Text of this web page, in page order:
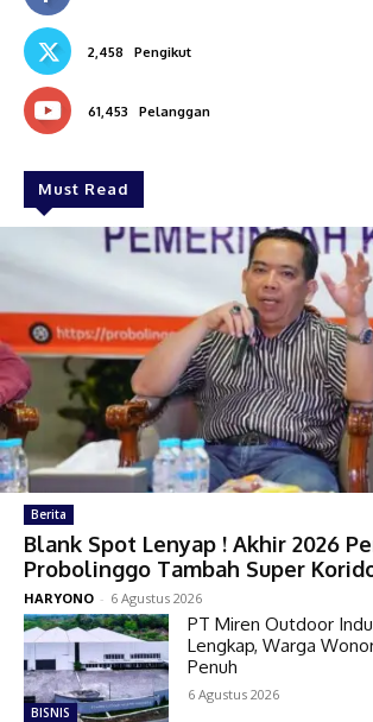
2,458 Pengikut
61,453 Pelanggan
Must Read
Berita
Blank Spot Lenyap ! Akhir 2026
Probolinggo Tambah Super
HARYONO - 6 Agustus 2026
BISNIS
PT Miren Outdoor
Lengkap, Warga
Penuh
6 Agustus 2026